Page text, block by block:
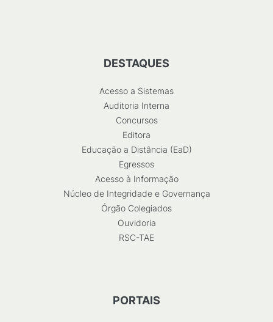
DESTAQUES
Acesso a Sistemas
Auditoria Interna
Concursos
Editora
Educação a Distância (EaD)
Egressos
Acesso à Informação
Núcleo de Integridade e Governança
Órgão Colegiados
Ouvidoria
RSC-TAE
PORTAIS